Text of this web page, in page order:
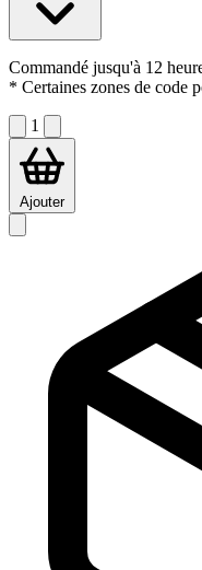
Commandé jusqu'à 12
* Certaines zones de code
1
Ajouter